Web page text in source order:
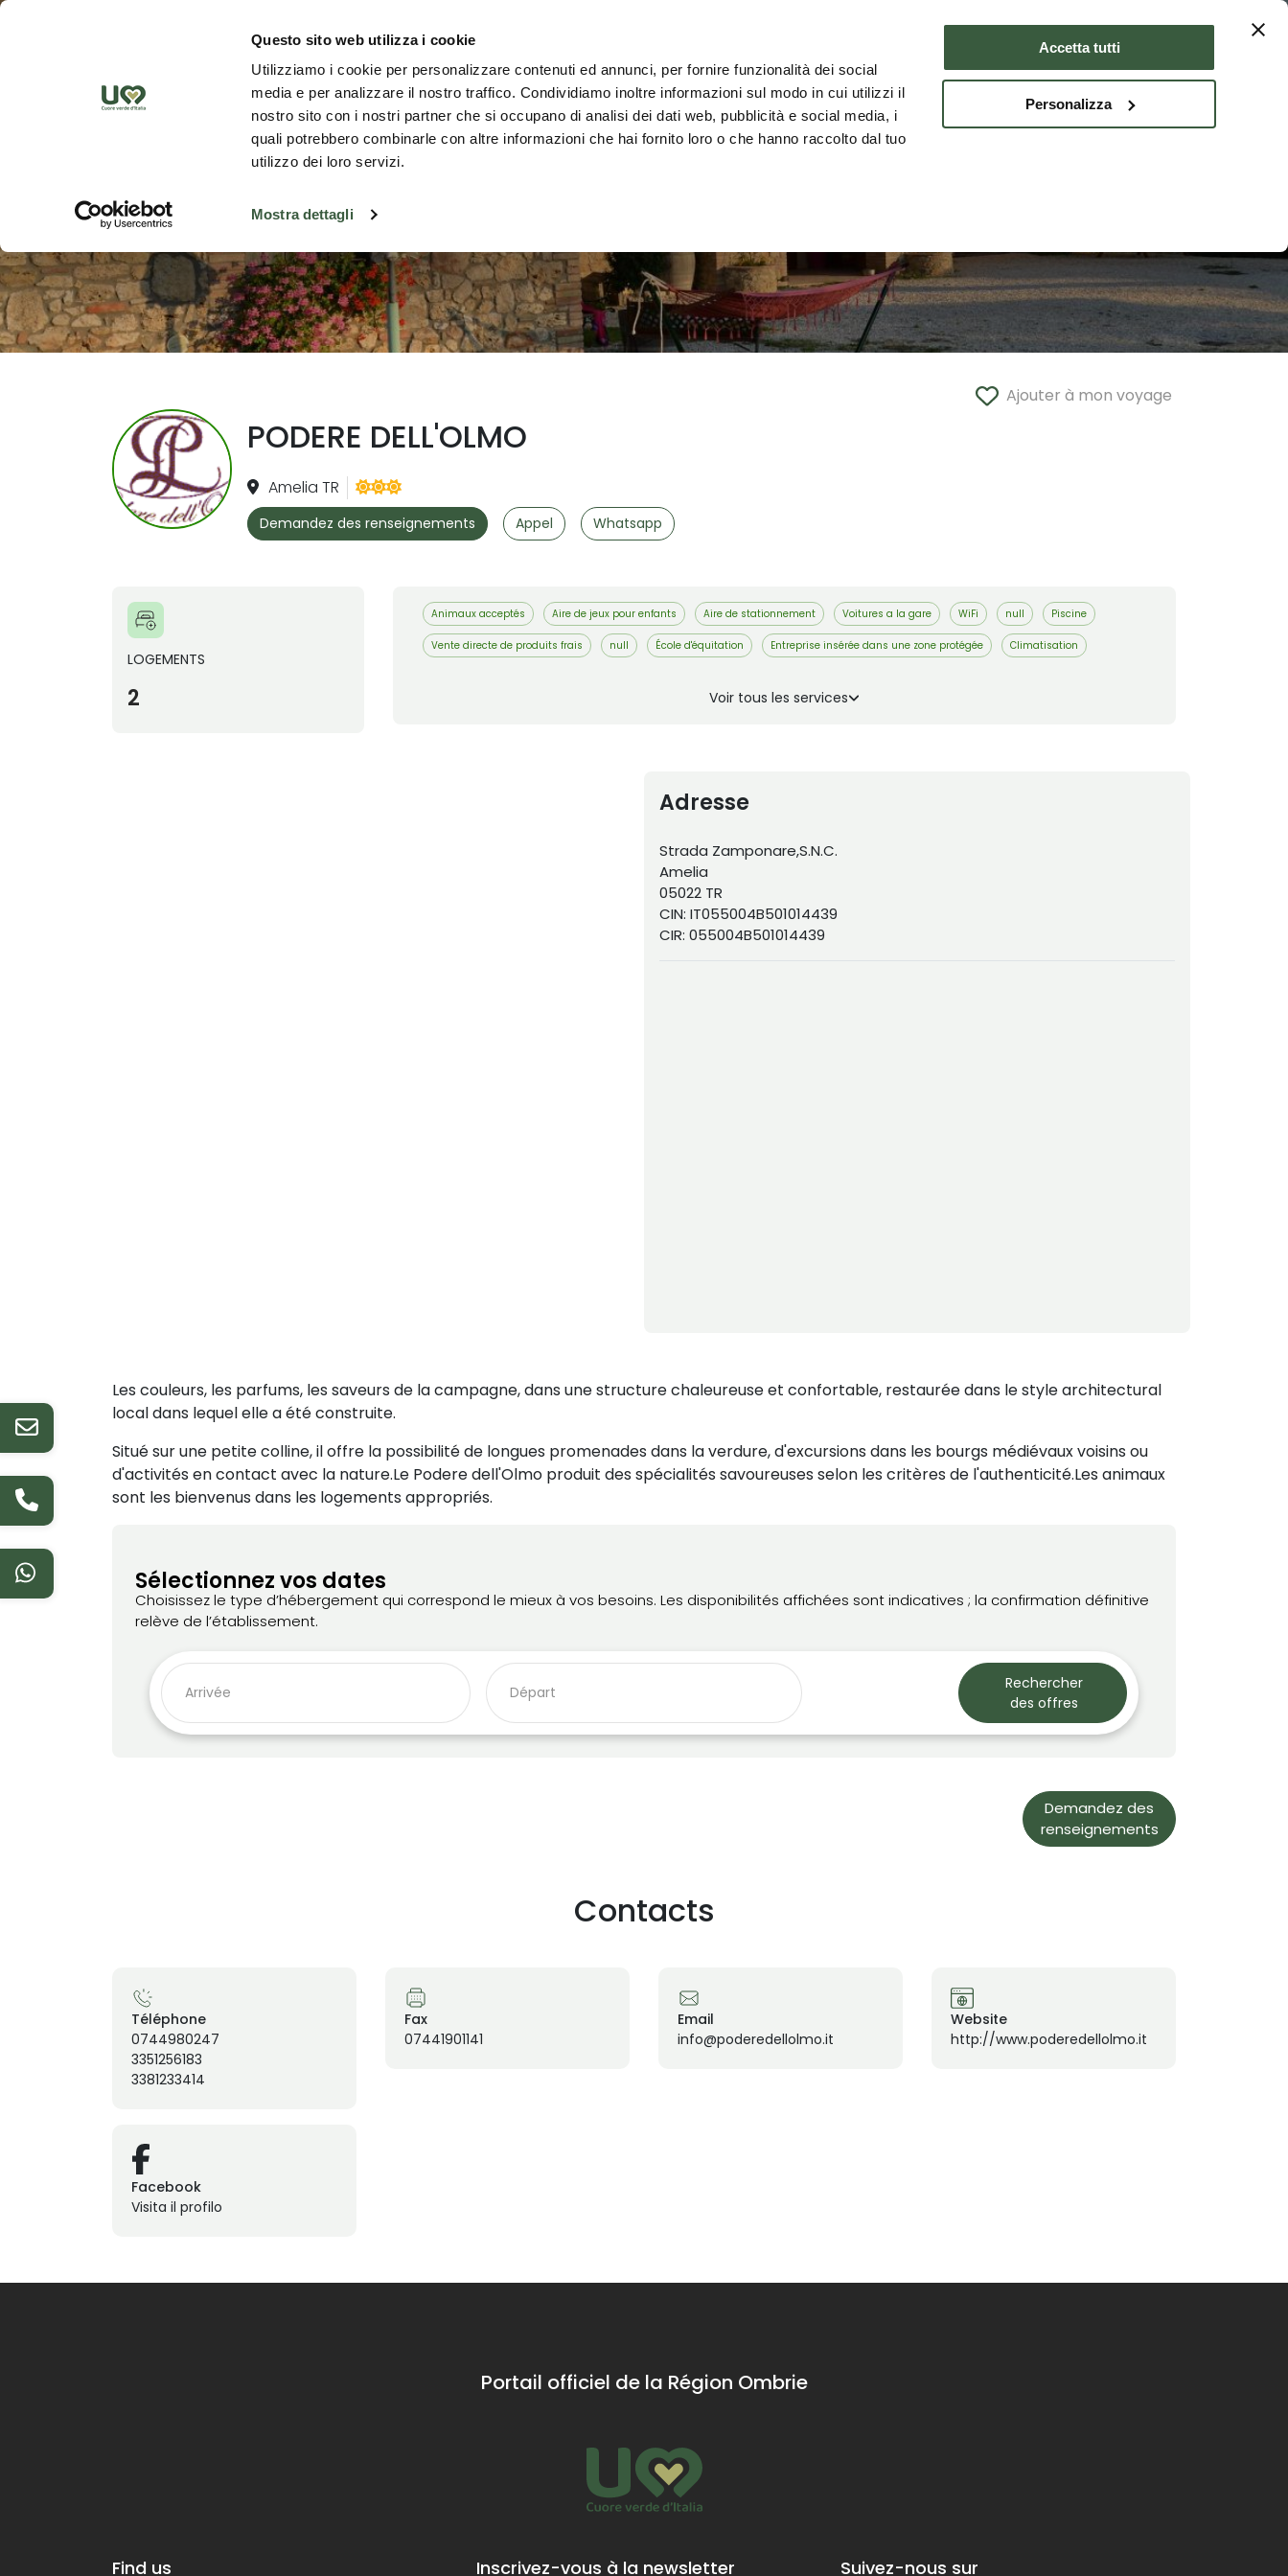
Questo sito web utilizza i cookie
Utilizziamo i cookie per personalizzare contenuti ed annunci, per fornire funzionalità dei social
media e per analizzare il nostro traffico. Condividiamo inoltre informazioni sul modo in cui utilizzi il
nostro sito con i nostri partner che si occupano di analisi dei dati web, pubblicità e social media, i
quali potrebbero combinarle con altre informazioni che hai fornito loro o che hanno raccolto dal tuo
utilizzo dei loro servizi.
Mostra dettagli
Accetta tutti
Personalizza
Découvrez la région
Ajouter à mon voyage
PODERE DELL'OLMO
Amelia TR
Demandez des renseignements Appel Whatsapp
LOGEMENTS
2
Animaux acceptés Aire de jeux pour enfants Aire de stationnement Voitures a la gare WiFi null Piscine
Vente directe de produits frais null École d'équitation Entreprise insérée dans une zone protégée Climatisation
Voir tous les services
Adresse
Strada Zamponare,S.N.C.
Amelia
05022 TR
CIN: IT055004B501014439
CIR: 055004B501014439
Les couleurs, les parfums, les saveurs de la campagne, dans une structure chaleureuse et confortable, restaurée dans le style architectural
local dans lequel elle a été construite.
Situé sur une petite colline, il offre la possibilité de longues promenades dans la verdure, d'excursions dans les bourgs médiévaux voisins ou
d'activités en contact avec la nature.Le Podere dell'Olmo produit des spécialités savoureuses selon les critères de l'authenticité.Les animaux
sont les bienvenus dans les logements appropriés.
Sélectionnez vos dates
Choisissez le type d’hébergement qui correspond le mieux à vos besoins. Les disponibilités affichées sont indicatives ; la confirmation définitive
relève de l’établissement.
Rechercher
des offres
Demandez des
renseignements
Contacts
Téléphone
0744980247
3351256183
3381233414
Fax
07441901141
Email
info@poderedellolmo.it
Website
http://www.poderedellolmo.it
Facebook
Visita il profilo
Portail officiel de la Région Ombrie
Find us Inscrivez-vous à la newsletter Suivez-nous sur